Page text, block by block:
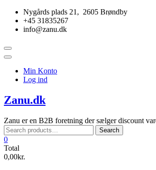
Skip
content
Nygårds plads 21, 2605 Brøndby
+45 31835267
info@zanu.dk
Topbar
Menu
Min Konto
Log ind
Zanu.dk
Zanu er en B2B foretning der sælger discount
Search
for:
Search
0
Total
0,00kr.